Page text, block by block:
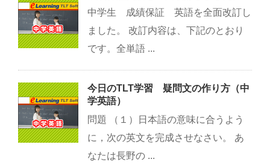
中学生 成績保証 英語を全面改訂し
ました。 改訂内容は、下記のとおり
です。全単語 ...
今日のTLT学習 疑問文の作り方（中
学英語）
問題 （１）日本語の意味に合うよう
に，次の英文を完成させなさい。 あ
なたは長野の ...